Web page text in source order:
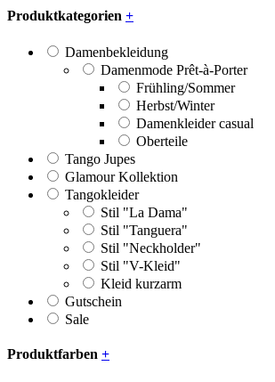
Produktkategorien +
Damenbekleidung
Damenmode Prêt-à-Porter
Frühling/Sommer
Herbst/Winter
Damenkleider casual
Oberteile
Tango Jupes
Glamour Kollektion
Tangokleider
Stil "La Dama"
Stil "Tanguera"
Stil "Neckholder"
Stil "V-Kleid"
Kleid kurzarm
Gutschein
Sale
Produktfarben +